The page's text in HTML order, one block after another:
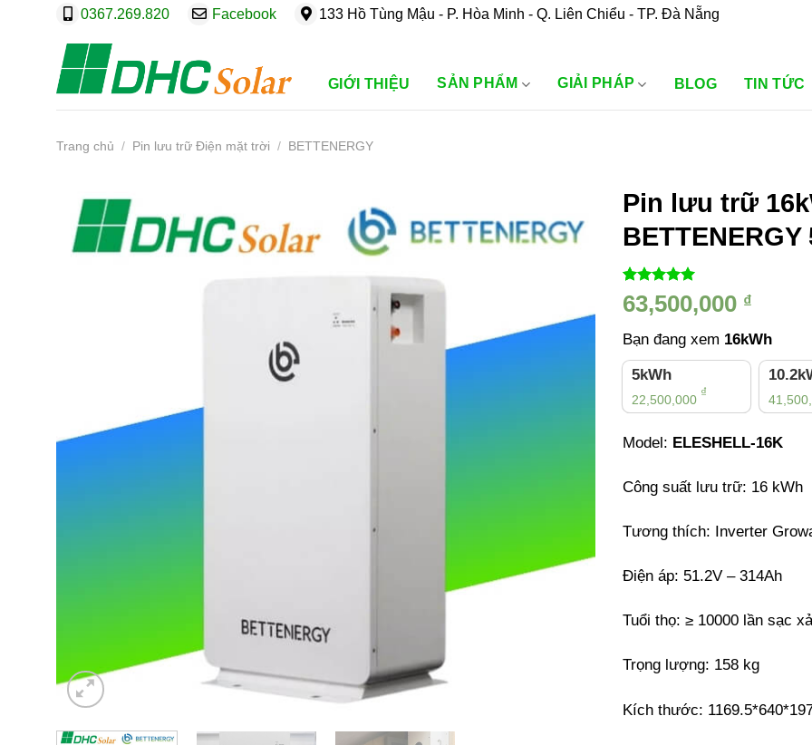
0367.269.820 Facebook 133 Hồ Tùng Mậu - P. Hòa Minh - Q. Liên Chiểu - TP. Đà Nẵng
GIỚI THIỆU SẢN PHẨM GIẢI PHÁP BLOG TIN TỨC
Trang chủ / Pin lưu trữ Điện mặt trời / BETTENERGY
Pin lưu trữ
BETTENERGY
5.00 trên 5
dựa trên
1
63,500,000 ₫
Bạn đang xem 16kWh
5kWh
22,500,000
₫
Model: ELESHELL-16K
Công suất lưu trữ: 16 kWh
Tương thích: Inverter
Điện áp: 51.2V – 314Ah
Tuổi thọ: ≥ 10000 lần sạc xả
Trọng lượng: 158 kg
Kích thước: